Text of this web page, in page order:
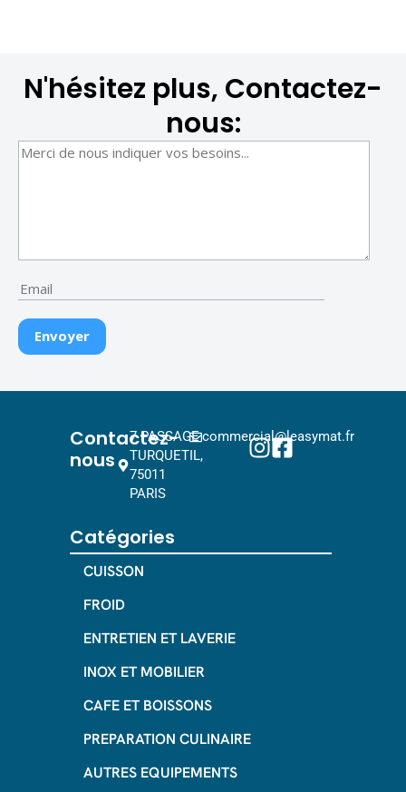
N'hésitez plus, Contactez-
nous:
Contactez-
nous
7 PASSAGE
TURQUETIL,
75011
PARIS
commercial@leasymat.fr
Catégories
CUISSON
FROID
ENTRETIEN ET LAVERIE
INOX ET MOBILIER
CAFE ET BOISSONS
PREPARATION CULINAIRE
AUTRES EQUIPEMENTS